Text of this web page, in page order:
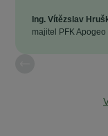
Ing. Vítězslav
majitel PFK Apogeo